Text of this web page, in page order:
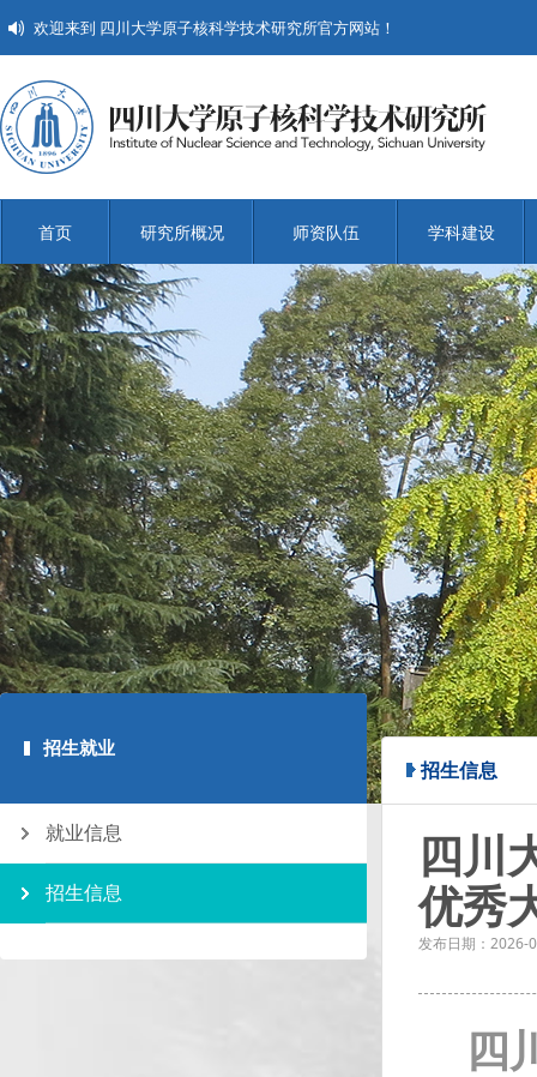
欢迎来到 四川大学原子核科学技术研究所官方网站！
首页 研究所概况 师资队伍 学科建设
招生就业
就业信息
招生信息
招生信息
四川
优秀
发布日期： 2026-
四